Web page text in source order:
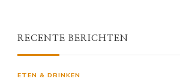
RECENTE BERICHTEN
ETEN & DRINKEN